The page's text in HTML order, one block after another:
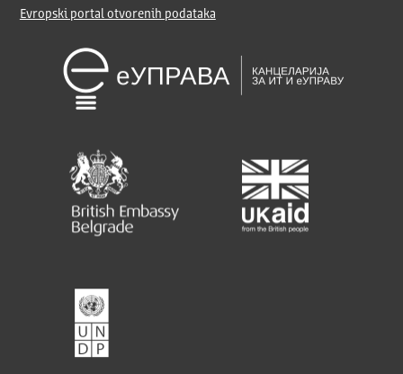
Evropski portal otvorenih podataka